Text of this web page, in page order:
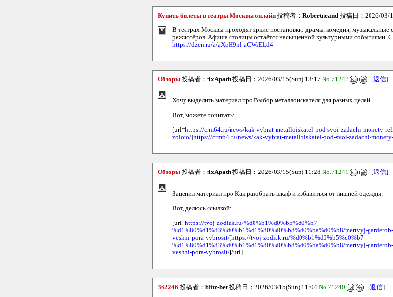
Купить билеты в театры Москвы онлайн 投稿者： Robertneand 投稿日：2026/03/
В театрах Москвы проходят яркие постановки: драмы, комедии, музыкальные
режиссёров. Афиша столицы остаётся насыщенной культурными событиями.
https://dzen.ru/a/aXoH9nl-aCWiELd4
Обзоры 投稿者： fixApath 投稿日：2026/03/15(Sun) 13:17 No.71242 [返信]
Хочу выделить материал про Выбор металлоискателя для разных целей.
Вот, можете почитать:
[url=https://crm64.ru/news/kak-vybrat-metalloiskatel-pod-svoi-zadachi-monety-
zoloto/]https://crm64.ru/news/kak-vybrat-metalloiskatel-pod-svoi-zadachi-
Обзоры 投稿者： fixApath 投稿日：2026/03/15(Sun) 11:28 No.71241 [返信]
Зацепил материал про Как разобрать шкаф и избавиться от лишней одежды.
Вот, делюсь ссылкой:
[url=https://tvoj-zodiak.ru/%d0%b1%d0%b5%d0%b7-
%d1%80%d1%83%d0%b1%d1%80%d0%b8%d0%ba%d0%b8/mertvyj-
veshhi-pora-vybrosit/]https://tvoj-zodiak.ru/%d0%b1%d0%b5%d0%b7-
%d1%80%d1%83%d0%b1%d1%80%d0%b8%d0%ba%d0%b8/mertvyj-
veshhi-pora-vybrosit/[/url]
362246 投稿者： blitz-bet投稿日：2026/03/15(Sun) 11:04 No.71240 [返信]